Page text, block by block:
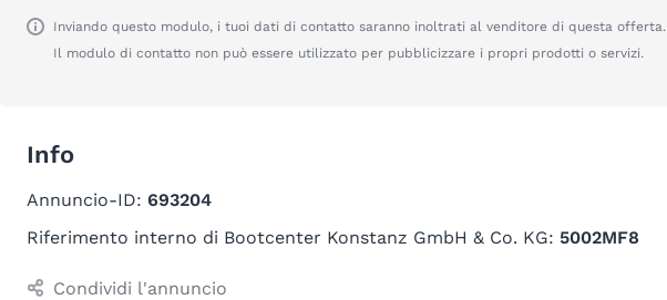
Inviando questo modulo, i tuoi dati di contatto saranno inoltrati al venditore di questa offerta.
Il modulo di contatto non può essere utilizzato per pubblicizzare i propri prodotti o servizi.
Info
Annuncio-ID: 693204
Riferimento interno di Bootcenter Konstanz GmbH & Co. KG: 5002MF8
Condividi l'annuncio